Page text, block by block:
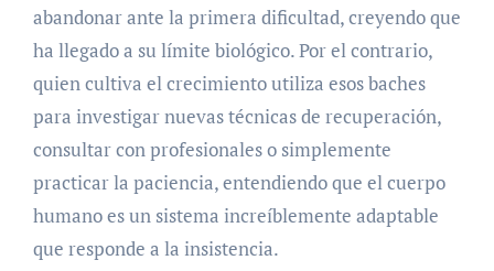
abandonar ante la primera dificultad, creyendo que
ha llegado a su límite biológico. Por el contrario,
quien cultiva el crecimiento utiliza esos baches
para investigar nuevas técnicas de recuperación,
consultar con profesionales o simplemente
practicar la paciencia, entendiendo que el cuerpo
humano es un sistema increíblemente adaptable
que responde a la insistencia.